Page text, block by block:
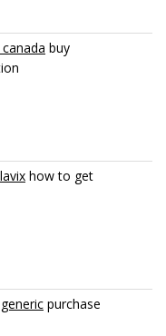
buy
how to get
purchase